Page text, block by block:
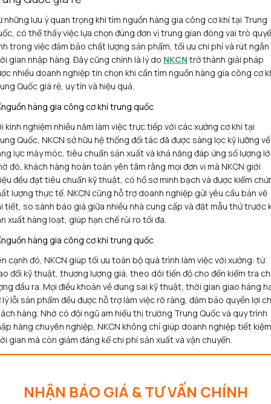
những lưu ý quan trọng khi tìm nguồn hàng gia công cơ khí tại Trung
có thể thấy việc lựa chọn đúng đơn vị trung gian đóng vai trò
trong việc đảm bảo chất lượng sản phẩm, tối ưu chi phí và rút ngắn
gian nhập hàng. Đây cũng chính là lý do NKCN trở thành giải pháp
nhiều doanh nghiệp tin chọn khi cần tìm nguồn hàng gia công cơ
Quốc giá rẻ, uy tín và hiệu quả.
kinh nghiệm nhiều năm làm việc trực tiếp với các xưởng cơ khí tại
Quốc, NKCN sở hữu hệ thống đối tác đã được sàng lọc kỹ lưỡng về
lực máy móc, tiêu chuẩn sản xuất và khả năng đáp ứng số lượng
đó, khách hàng hoàn toàn yên tâm rằng mọi đơn vị mà NKCN giới
đều đạt tiêu chuẩn kỹ thuật, có hồ sơ minh bạch và được kiểm
lượng thực tế. NKCN cũng hỗ trợ doanh nghiệp gửi yêu cầu bản vẽ
tiết, so sánh báo giá giữa nhiều nhà cung cấp và đặt mẫu thử trước
xuất hàng loạt, giúp hạn chế rủi ro tối đa.
cạnh đó, NKCN giúp tối ưu toàn bộ quá trình làm việc với xưởng: từ
đổi kỹ thuật, thương lượng giá, theo dõi tiến độ cho đến kiểm tra
đầu ra. Mọi điều khoản về dung sai kỹ thuật, thời gian giao hàng
lý lỗi sản phẩm đều được hỗ trợ làm việc rõ ràng, đảm bảo quyền lợi
hàng. Nhờ có đội ngũ am hiểu thị trường Trung Quốc và quy trình
hàng chuyên nghiệp, NKCN không chỉ giúp doanh nghiệp tiết kiệm
gian mà còn giảm đáng kể chi phí sản xuất và vận chuyển.
NHẬN BÁO GIÁ & TƯ VẤN CHÍNH